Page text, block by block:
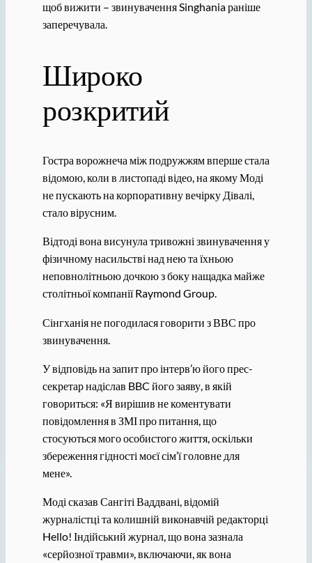
щоб вижити – звинувачення Singhania раніше
заперечувала.
Широко
розкритий
Гостра ворожнеча між подружжям вперше стала
відомою, коли в листопаді відео, на якому Моді
не пускають на корпоративну вечірку Дівалі,
стало вірусним.
Відтоді вона висунула тривожні звинувачення у
фізичному насильстві над нею та їхньою
неповнолітньою дочкою з боку нащадка майже
столітньої компанії Raymond Group.
Сінгханія не погодилася говорити з ВВС про
звинувачення.
У відповідь на запит про інтерв’ю його прес-
секретар надіслав BBC його заяву, в якій
говориться: «Я вирішив не коментувати
повідомлення в ЗМІ про питання, що
стосуються мого особистого життя, оскільки
збереження гідності моєї сім’ї головне для
мене».
Моді сказав Сангіті Ваддвані, відомій
журналістці та колишній виконавчій редакторці
Hello! Індійський журнал, що вона зазнала
«серйозної травми», включаючи, як вона